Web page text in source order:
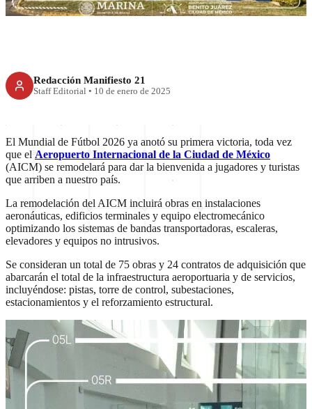
Redacción Manifiesto 21
Staff Editorial • 10 de enero de 2025
El Mundial de Fútbol 2026 ya anotó su primera victoria, toda vez
que elAeropuerto Internacional de la Ciudad de México
(AICM) se remodelará para dar la bienvenida a jugadores y turistas
que arriben a nuestro país.
La remodelación del AICM incluirá obras en instalaciones
aeronáuticas, edificios terminales y equipo electromecánico
optimizando los sistemas de bandas transportadoras, escaleras,
elevadores y equipos no intrusivos.
Se consideran un total de 75 obras y 24 contratos de adquisición que
abarcarán el total de la infraestructura aeroportuaria y de servicios,
incluyéndose: pistas, torre de control, subestaciones,
estacionamientos y el reforzamiento estructural.